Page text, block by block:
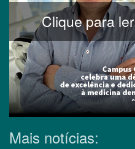
Clique para ler
Mais notícias: